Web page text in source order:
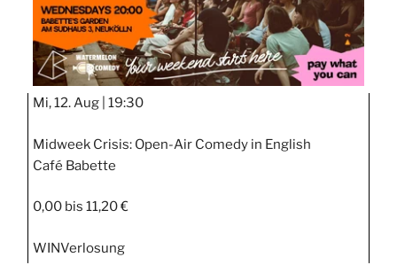
Mi, 12. Aug | 19:30
Midweek Crisis: Open-Air Comedy in English
Café Babette
0,00 bis 11,20 €
WINVerlosung